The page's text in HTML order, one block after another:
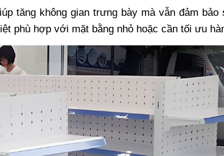
tăng không gian trưng bày mà vẫn đảm bảo
phù hợp với mặt bằng nhỏ hoặc cần tối ưu